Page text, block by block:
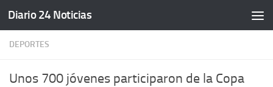
Saltar al contenido
Diario 24 Noticias
DEPORTES
Unos 700 jóvenes participaron de la Copa